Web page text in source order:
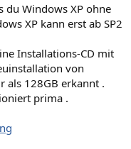
du Windows XP ohne
XP kann erst ab SP2
Installations-CD mit
von
als 128GB erkannt .
prima .